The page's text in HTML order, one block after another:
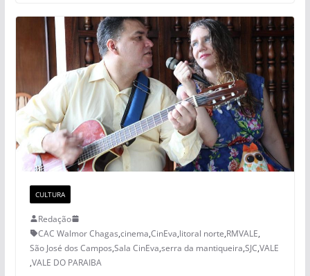
CULTURA
Redação
CAC Walmor Chagas,cinema,CinEva,litoral norte,RMVALE,
São José dos Campos,Sala CinEva,serra da mantiqueira,SJC,VALE
,VALE DO PARAIBA